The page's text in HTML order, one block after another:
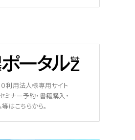
０利用法人様専用サイト
ミナー予約・書籍購入・
はこちらから。